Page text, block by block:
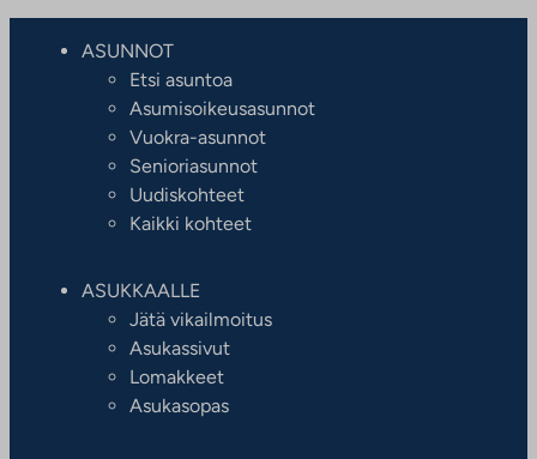
ASUNNOT
Etsi asuntoa
Asumisoikeusasunnot
Vuokra-asunnot
Senioriasunnot
Uudiskohteet
Kaikki kohteet
ASUKKAALLE
Jätä vikailmoitus
Asukassivut
Lomakkeet
Asukasopas